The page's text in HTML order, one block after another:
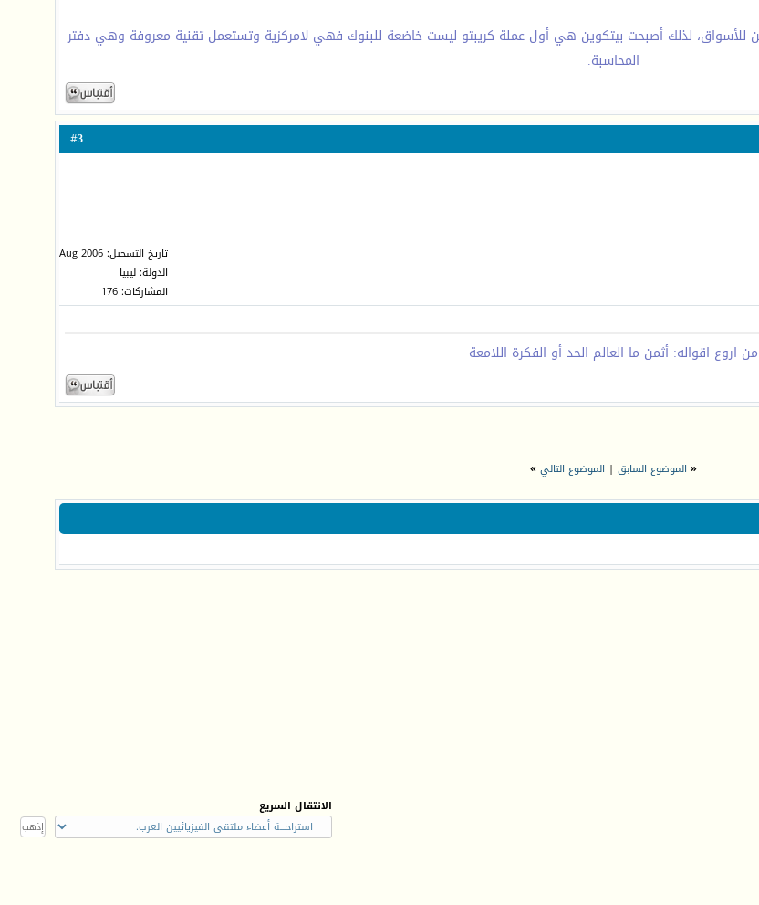
للأسواق، لذلك أصبحت بيتكوين هي أول عملة كريبتو ليست خاضعة للبنوك فهي لامركزية وتستعمل تقنية معروفة وهي دفتر
المحاسبة.
3
تاريخ التسجيل: Aug 2006
الدولة: ليبيا
المشاركات: 176
من اروع اقواله: أثمن ما العالم الحد أو الفكرة اللامعة
« الموضوع السابق | الموضوع التالي »
الانتقال السريع